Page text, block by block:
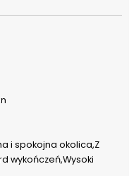
W łazience znajduje się
toaleta oraz
oraz komórka
sklepy,
i spokojna okolica,Z
wykończeń,Wysoki